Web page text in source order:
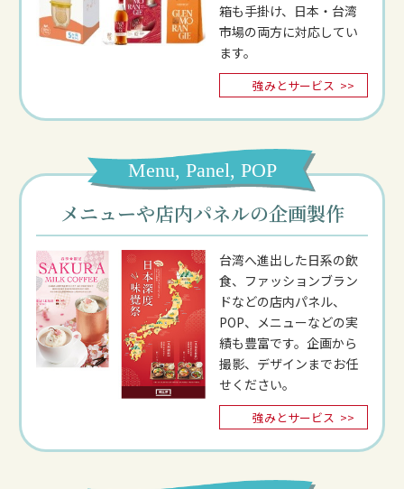
箱も手掛け、日本・台湾
市場の両方に対応してい
ます。
強みとサービス >>
Menu, Panel, POP
メニューや店内パネルの企画製作
台湾へ進出した日系の飲
食、ファッションブラン
ドなどの店内パネル、
POP、メニューなどの実
績も豊富です。企画から
撮影、デザインまでお任
せください。
強みとサービス >>